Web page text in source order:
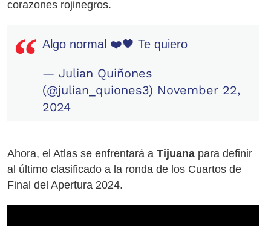
corazones rojinegros.
Algo normal ❤️🖤 Te quiero
— Julian Quiñones
(@julian_quiones3) November 22,
2024
Ahora, el Atlas se enfrentará a Tijuana para definir
al último clasificado a la ronda de los Cuartos de
Final del Apertura 2024.